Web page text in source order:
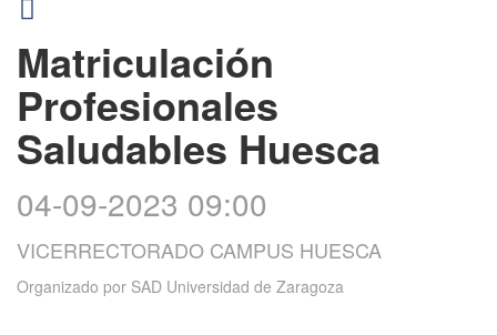
Matriculación
Profesionales
Saludables Huesca
04-09-2023 09:00
VICERRECTORADO CAMPUS HUESCA
Organizado por SAD Universidad de Zaragoza